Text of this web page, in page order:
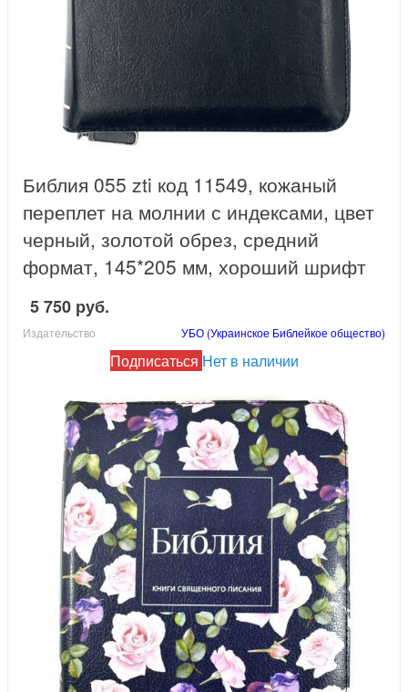
Библия 055 zti код 11549, кожаный
переплет на молнии с индексами, цвет
черный, золотой обрез, средний
формат, 145*205 мм, хороший шрифт
5 750 руб.
Издательство УБО (Украинское Библейкое общество)
Подписаться Нет в наличии